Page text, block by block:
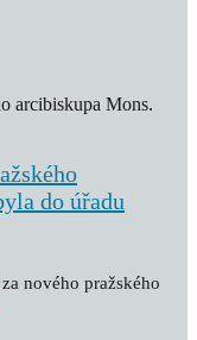
do úřadu
nového pražského